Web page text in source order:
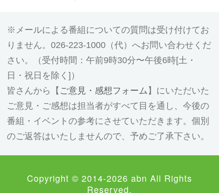
メールによる番組についての質問は受け付けてお
りません。026-223-1000（代）へお問い合わせくだ
さい。（受付時間：午前9時30分〜午後6時[土・
日・祝日を除く]）
皆さんから【 ご意見・感想フォーム 】にいただいた
ご意見・ご感想は担当者がすべて目を通し、今後の
番組・イベントの参考にさせていただきます。個別
のご返答はいたしませんので、予めご了承下さい。
Copyright © 2014-2026 abn All Rights
Reserved.